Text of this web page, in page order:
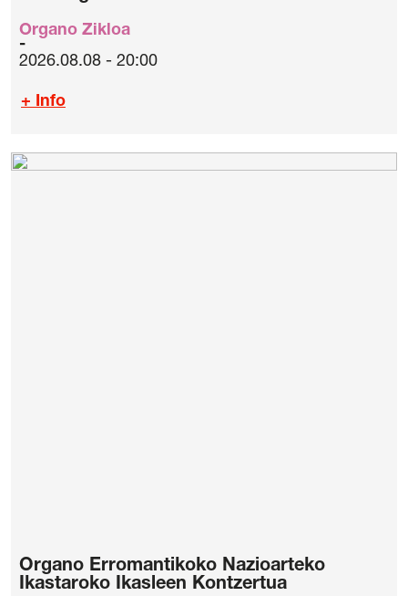
Organo Zikloa
2026.08.08 - 20:00
+ Info
Organo Erromantikoko Nazioarteko
Ikastaroko Ikasleen Kontzertua